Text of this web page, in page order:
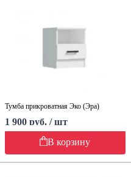
Тумба прикроватная Эко (Эра)
1 900 руб. / шт
В корзину